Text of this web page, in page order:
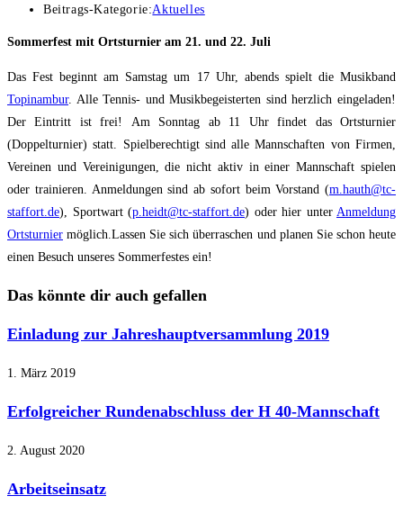
Beitrags-Kategorie:Aktuelles
Sommerfest mit Ortsturnier am 21. und 22. Juli
Das Fest beginnt am Samstag um 17 Uhr, abends spielt die Musikband
Topinambur. Alle Tennis- und Musikbegeisterten sind herzlich eingeladen!
Der Eintritt ist frei! Am Sonntag ab 11 Uhr findet das Ortsturnier
(Doppelturnier) statt. Spielberechtigt sind alle Mannschaften von Firmen,
Vereinen und Vereinigungen, die nicht aktiv in einer Mannschaft spielen
oder trainieren. Anmeldungen sind ab sofort beim Vorstand (m.hauth@tc-
staffort.de), Sportwart (p.heidt@tc-staffort.de) oder hier unter Anmeldung
Ortsturnier möglich.Lassen Sie sich überraschen und planen Sie schon heute
einen Besuch unseres Sommerfestes ein!
Das könnte dir auch gefallen
Einladung zur Jahreshauptversammlung 2019
1. März 2019
Erfolgreicher Rundenabschluss der H 40-Mannschaft
2. August 2020
Arbeitseinsatz